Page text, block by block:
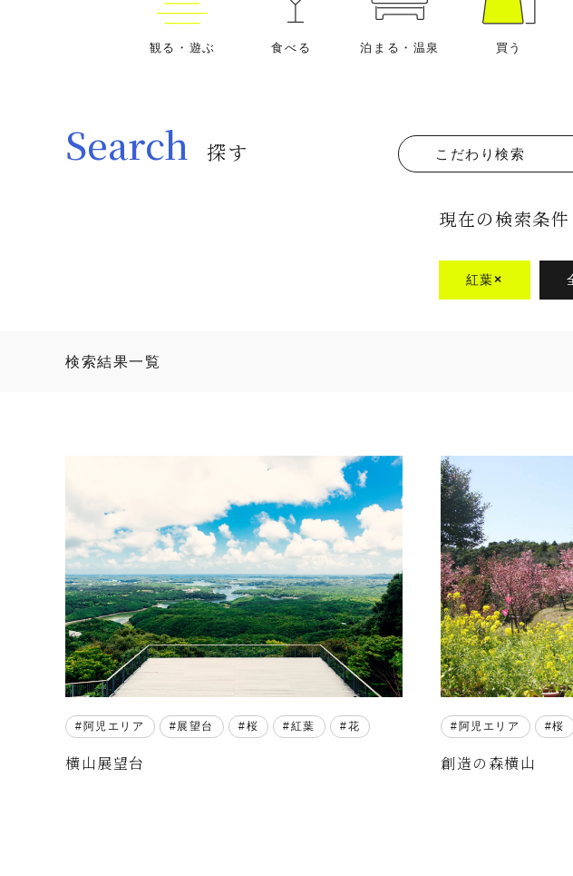
観る・遊ぶ 食べる 泊まる・温泉 買う
Search 探す こだわり検索
現在の検索条件
紅葉×
検索結果一覧
阿児エリア 展望台 桜 紅葉 花
横山展望台
阿児エリア 桜
創造の森横山